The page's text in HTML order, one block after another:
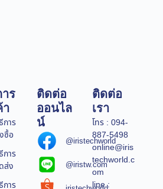
ร
า
การ
ซื้อ
การ
ส่ง
การ
ติดต่อ
ออนไล
น์
@iristechworld
@iristw.com
ติดต่อ
เรา
โทร : 094-
887-5498
online@iris
techworld.c
om
line :